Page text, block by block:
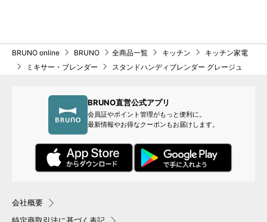
BRUNO online BRUNO 全商品一覧 キッチン
キッチン家電
ミキサー・ブレンダー
スタンドハンディブレンダー グレージュ
BRUNO直営公式アプリ
会員証やポイント管理がもっと便利に。
最新情報やお得なクーポンもお届けします。
会社概要